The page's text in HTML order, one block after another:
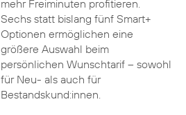
mehr Freiminuten profitieren.
Sechs statt bislang fünf Smart+
Optionen ermöglichen eine
größere Auswahl beim
persönlichen Wunschtarif – sowohl
für Neu- als auch für
Bestandskund:innen.